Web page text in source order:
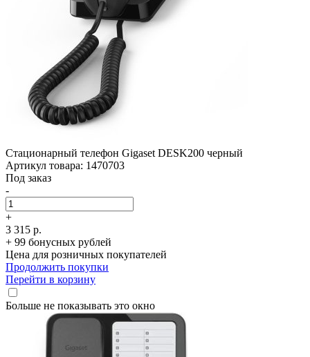
Стационарный телефон Gigaset DESK200 черный
Артикул товара: 1470703
Под заказ
-
+
3 315 р.
+ 99 бонусных рублей
Цена для розничных покупателей
Продолжить покупки
Перейти в корзину
Больше не показывать это окно